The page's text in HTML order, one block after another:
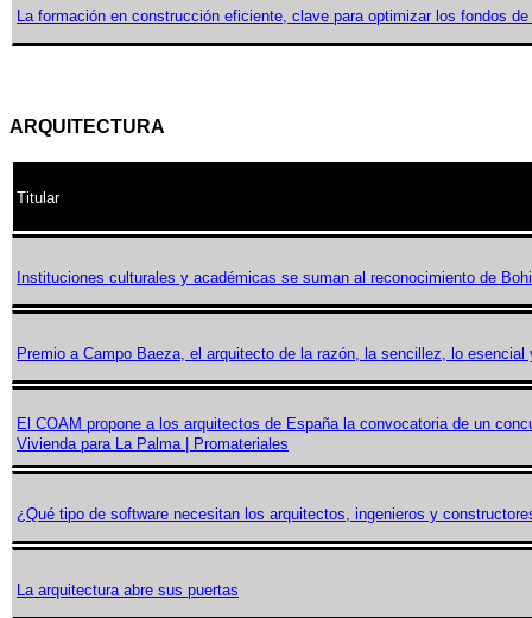
La formación en construcción eficiente, clave para optimizar los fondos de
ARQUITECTURA
Titular
Instituciones culturales y académicas se suman al reconocimiento de
Premio a Campo Baeza, el arquitecto de la razón, la sencillez, lo esencial
El COAM propone a los arquitectos de España la convocatoria de un
Vivienda para La Palma | Promateriales
¿Qué tipo de software necesitan los arquitectos, ingenieros y
La arquitectura abre sus puertas